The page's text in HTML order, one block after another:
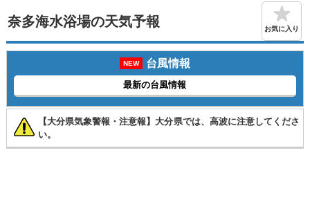
奈多海水浴場の天気予報 お気に入り
NEW 台風情報
最新の台風情報
【大分県気象警報・注意報】大分県では、高波に注意してくださ
い。